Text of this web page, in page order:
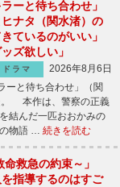
ーと待ち合わせ」
ヒナタ（関水渚）の
ているのがいい」
ズ欲しい」
ドラマ
2026年8月6日
ーと待ち合わせ」（関
。 本作は、警察の正義
結んだ一匹おおかみの
物語 … 続きを読む
命救急の約束～」
を指導するのはすご